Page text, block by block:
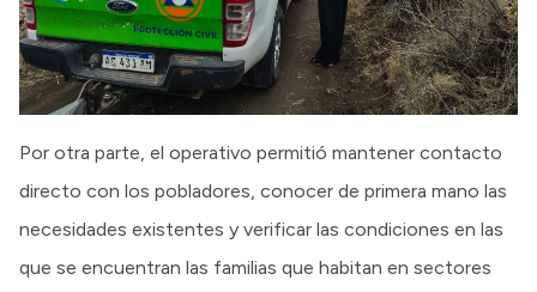
Por otra parte, el operativo permitió mantener contacto
directo con los pobladores, conocer de primera mano las
necesidades existentes y verificar las condiciones en las
que se encuentran las familias que habitan en sectores